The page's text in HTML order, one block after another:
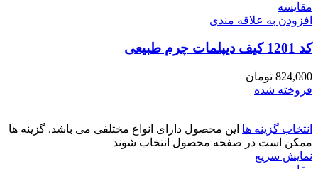
مقايسه
افزودن به علاقه مندی
کد 1201 کیف دیپلمات چرم طبیعی
824,000 تومان
فروخته شده
انتخاب گزینه ها این محصول دارای انواع مختلفی می باشد. گزینه ها
ممکن است در صفحه محصول انتخاب شوند
نمایش سریع